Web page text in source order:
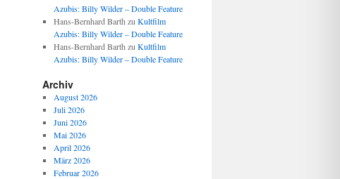
Azubis: Billy Wilder – Double Feature
Hans-Bernhard Barth zu Kultfilm
Azubis: Billy Wilder – Double Feature
Hans-Bernhard Barth zu Kultfilm
Azubis: Billy Wilder – Double Feature
Archiv
August 2026
Juli 2026
Juni 2026
Mai 2026
April 2026
März 2026
Februar 2026